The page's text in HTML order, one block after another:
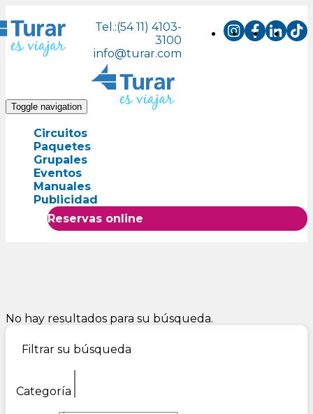
Tel.:(54 11) 4103-
3100
info@turar.com
Toggle navigation
Circuitos
Paquetes
Grupales
Eventos
Manuales
Publicidad
Reservas online
No hay resultados para su búsqueda.
Filtrar su búsqueda
Categoría